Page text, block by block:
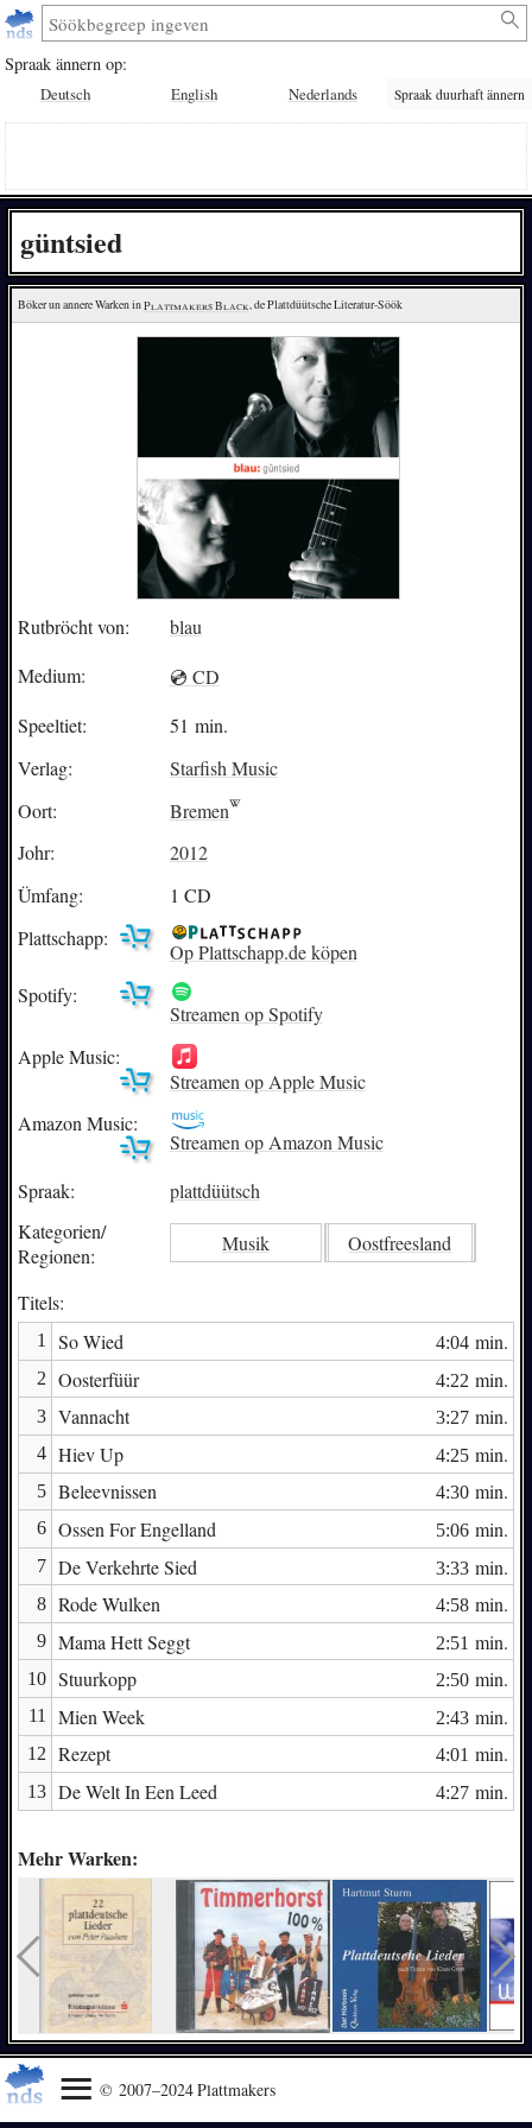
Spraak ännern op:
Deutsch English Nederlands Spraak duurhaft ännern
güntsied
Böker un annere Warken in Plattmakers Black, de Plattdüütsche Literatur-Söök
Rutbröcht von:
blau
Medium:
💿 CD
Speeltiet:
51 min.
Verlag:
Starfish Music
Oort:
Bremen
Johr:
2012
Ümfang:
1 CD
Plattschapp:
Op Plattschapp.de köpen
Spotify:
Streamen op Spotify
Apple Music:
Streamen op Apple Music
Amazon Music:
Streamen op Amazon Music
Spraak:
plattdüütsch
Kategorien/
Regionen:
Musik Oostfreesland
Titels:
1 So Wied 4:04min.
2 Oosterfüür 4:22 min.
3 Vannacht 3:27min.
4 Hiev Up 4:25min.
5 Beleevnissen 4:30min.
6 Ossen For Engelland 5:06min.
7 De Verkehrte Sied 3:33min.
8 Rode Wulken 4:58min.
9 Mama Hett Seggt 2:51 min.
10 Stuurkopp 2:50min.
11 Mien Week 2:43min.
12 Rezept 4:01 min.
13 De Welt In Een Leed 4:27min.
Mehr Warken:
© 2007–2024 Plattmakers